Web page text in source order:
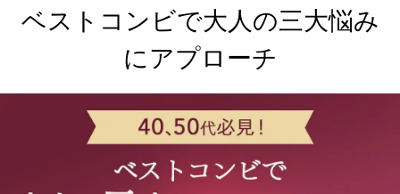
ベストコンビで大人の三大悩み
にアプローチ